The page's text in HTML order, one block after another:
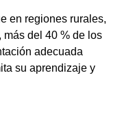
en regiones rurales,
del 40 % de los
adecuada
su aprendizaje y